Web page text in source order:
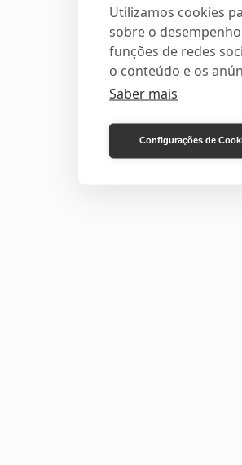
Utilizamos cookies
sobre o
funções de redes
o conteúdo e os
Saber mais
Configurações de